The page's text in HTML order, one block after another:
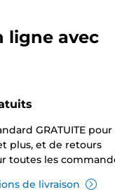
ligne avec
GRATUITE pour
plus, et de retours
toutes les
de livraison